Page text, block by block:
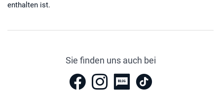
enthalten ist.
Sie finden uns auch bei